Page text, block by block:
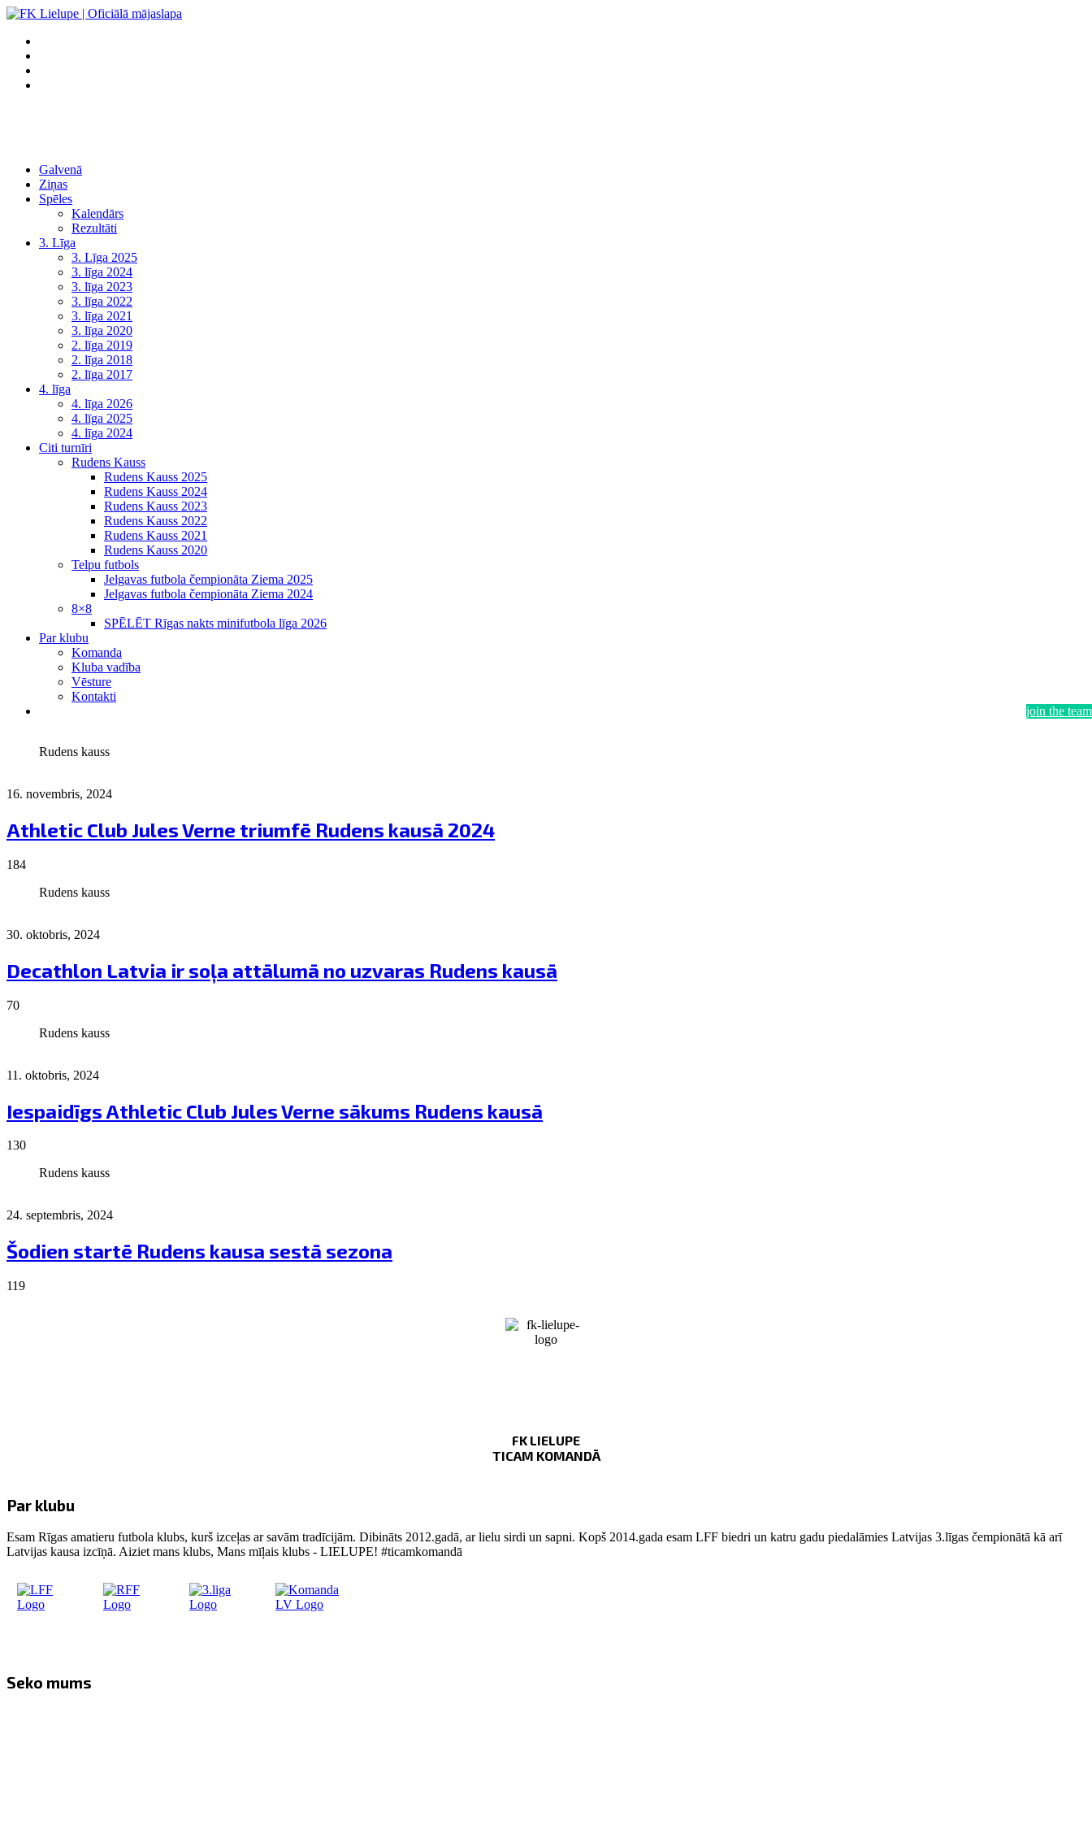
Galvenā
Ziņas
Spēles
Kalendārs
Rezultāti
3. Līga
3. Līga 2025
3. līga 2024
3. līga 2023
3. līga 2022
3. līga 2021
3. līga 2020
2. līga 2019
2. līga 2018
2. līga 2017
4. līga
4. līga 2026
4. līga 2025
4. līga 2024
Citi turnīri
Rudens Kauss
Rudens Kauss 2025
Rudens Kauss 2024
Rudens Kauss 2023
Rudens Kauss 2022
Rudens Kauss 2021
Rudens Kauss 2020
Telpu futbols
Jelgavas futbola čempionāta Ziema 2025
Jelgavas futbola čempionāta Ziema 2024
8×8
SPĒLĒT Rīgas nakts minifutbola līga 2026
Par klubu
Komanda
Kluba vadība
Vēsture
Kontakti
join the team
Rudens kauss
16. novembris, 2024
Athletic Club Jules Verne triumfē Rudens kausā 2024
184
Rudens kauss
30. oktobris, 2024
Decathlon Latvia ir soļa attālumā no uzvaras Rudens kausā
70
Rudens kauss
11. oktobris, 2024
Iespaidīgs Athletic Club Jules Verne sākums Rudens kausā
130
Rudens kauss
24. septembris, 2024
Šodien startē Rudens kausa sestā sezona
119
FK LIELUPE
TICAM KOMANDĀ
Par klubu
Esam Rīgas amatieru futbola klubs, kurš izceļas ar savām tradīcijām. Dibināts 2012.gadā, ar lielu sirdi un sapni. Kopš 2014.gada esam LFF biedri un katru gadu piedalāmies Latvijas 3.līgas čempionātā kā arī
Latvijas kausa izcīņā. Aiziet mans klubs, Mans mīļais klubs - LIELUPE! #ticamkomandā
Seko mums